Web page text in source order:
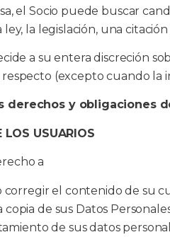
el Socio puede buscar
ley, la legislación, una
a su entera discreción
(excepto cuando la
derechos y obligaciones
LOS USUARIOS
a
corregir el contenido de su
de sus Datos
de sus datos